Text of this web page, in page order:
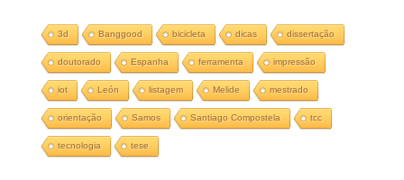
3d Banggood bicicleta dicas dissertação
doutorado Espanha ferramenta impressão
iot León listagem Melide mestrado
orientação Samos Santiago Compostela tcc
tecnologia tese